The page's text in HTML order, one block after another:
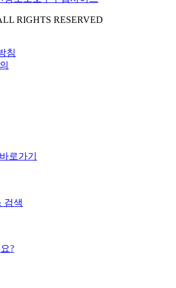
RIGHTS RESERVED
침
로가기
검색
?